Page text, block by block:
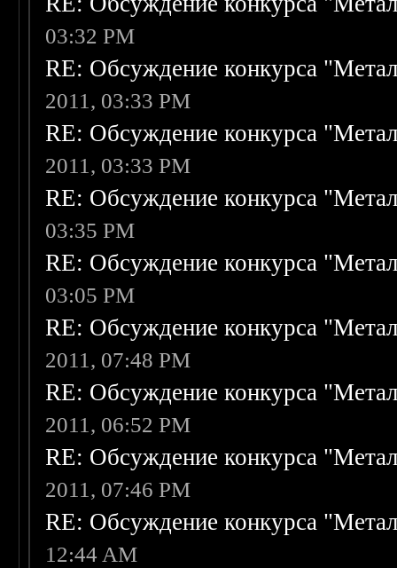
03:32 PM
RE: Обсуждение конкурса
2011, 03:33 PM
RE: Обсуждение конкурса
2011, 03:33 PM
RE: Обсуждение конкурса
03:35 PM
RE: Обсуждение конкурса
03:05 PM
RE: Обсуждение конкурса
2011, 07:48 PM
RE: Обсуждение конкурса
2011, 06:52 PM
RE: Обсуждение конкурса
2011, 07:46 PM
RE: Обсуждение конкурса
12:44 AM